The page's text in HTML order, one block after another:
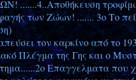
.......4..Aποθήκευση
των Ζώων! ....... 3o Το
τον καρκίνο από το
Πλέγμα της Γης και ο
Επαγγελματα που